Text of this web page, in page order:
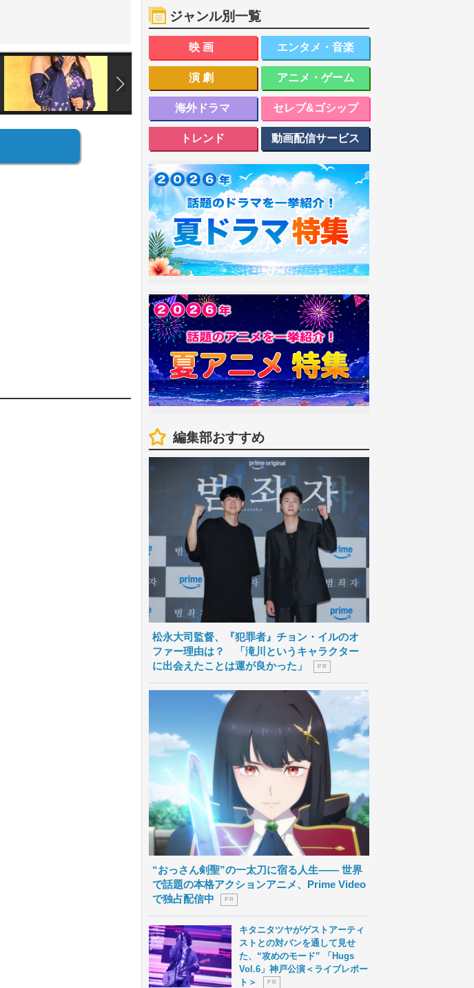
ジャンル別一覧
映画 エンタメ・音楽
演劇 アニメ・ゲーム
海外ドラマ セレブ&ゴシップ
トレンド 動画配信サービス
編集部おすすめ
松永大司監督、『犯罪者』チョン・イルのオ
ファー理由は？ 「滝川というキャラクター
に出会えたことは運が良かった」
P R
“おっさん剣聖”の一太刀に宿る人生―― 世界
で話題の本格アクションアニメ、Prime Video
で独占配信中
P R
キタニタツヤがゲストアーティ
ストとの対バンを通して見せ
た、“攻めのモード” 「Hugs
Vol.6」神戸公演＜ライブレポー
ト＞
P R